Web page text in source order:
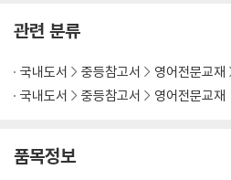
UNIT 04 Food
READING 1 3D Food Printing
READING 2 Greek Food
WORD REVIEW TEST UNIT 03·UNIT
UNIT 05 Society
READING 1 Corporate Social
관련 분류
국내도서 중등참고서 영어전문교재
국내도서
중등참고서 영어전문교재
품목정보